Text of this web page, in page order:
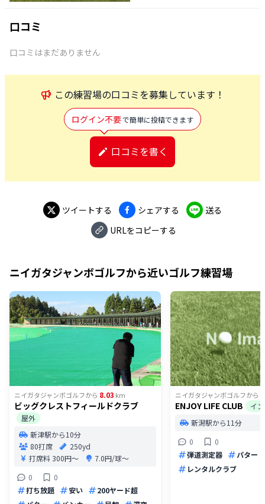
口コミ
口コミはまだありません
この練習場の口コミを募集しています！
ログイン不要で簡単に投稿できます
口コミを書く
ツイートする シェアする
送る
URLをコピーする
ニイガタジャンボゴルフから近いゴルフ練習場
ニイガタジャンボゴルフから 8.03 km
ビッグクレストフィールドクラブ
屋外
新津駅から10分
80打席
250yd
打席料300円〜
7.0円/球〜
0
0
打ち放題
安い
200ヤード超
ニイガタジャンボゴルフから
ENJOY LIFE CLUB
イ
新潟駅から11分
0
0
弾道測定器
パター
レンタルクラブ